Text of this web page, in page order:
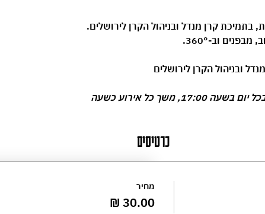
, בתמיכת קרן מנדל ובניהול הקרן לירושלים.
וב-360°.
ובניהול הקרן לירושלים
כרטיסים
מחיר